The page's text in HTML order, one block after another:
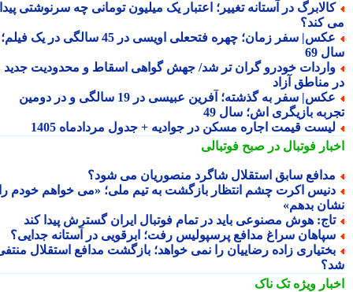
در آستانه تغییر؛ اعتبار یک میلیون تومانی چه سرنوشتی پیدا
کند؟
عکس| سفر زمان؛ چهره فتحعلی اویسی در 45 سالگی در یک فیلم؛
69
خودرو گران تر شد/ جهش گواهی اسقاط و محدودیت جدید
مناطق آزاد
عکس| سفر به گذشته؛ آفرین عبیسی در 19 سالگی و در دومین
بازیگری اش؛ سال 49
قیمت اجاره مسکن در جوادیه + جدول مردادماه 1405
فوتبال در صبح فوتبالی
سابق استقلال شاگرد منصوریان می شود؟
اکرت چشم انتظار بازگشت به تیم ملی؛ «می خواهم خودم را
بدهم»
هوش مصنوعی باید در تمام فوتبال ایران گسترش پیدا کند
سراغ مدافع پرسپولیس رفت؛ ابرقویی در آستانه جدایی؟
زاده رضاییان را نمی خواهد؛ بازگشت مدافع استقلال منتفی
ویژهتک ناک